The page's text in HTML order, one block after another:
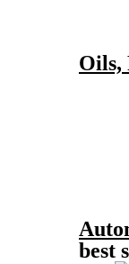
Oils,
best